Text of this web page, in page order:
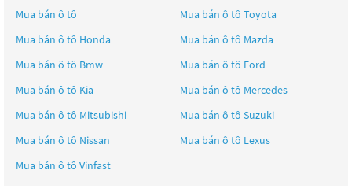
Mua bán ô tô Mua bán ô tô Toyota
Mua bán ô tô Honda Mua bán ô tô Mazda
Mua bán ô tô Bmw Mua bán ô tô Ford
Mua bán ô tô Kia Mua bán ô tô Mercedes
Mua bán ô tô Mitsubishi Mua bán ô tô Suzuki
Mua bán ô tô Nissan Mua bán ô tô Lexus
Mua bán ô tô Vinfast